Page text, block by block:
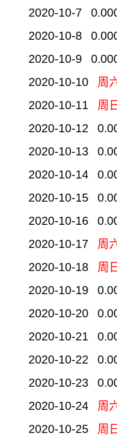
2020-10-7
2020-10-8
2020-10-9
2020-10-10 周
2020-10-11 周
2020-10-12
2020-10-13
2020-10-14
2020-10-15
2020-10-16
2020-10-17 周
2020-10-18 周
2020-10-19
2020-10-20
2020-10-21
2020-10-22
2020-10-23
2020-10-24 周
2020-10-25 周